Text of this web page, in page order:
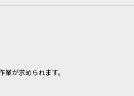
が求められます。